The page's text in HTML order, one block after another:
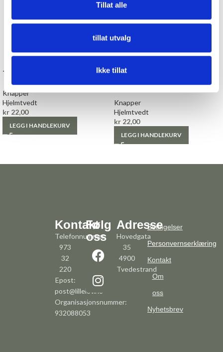
Tillat alle
tillat utvalg
Ikke tillat
Tinnknapp, 18 mm «VIKING»
Knapper
Hjelmtvedt
kr 22,00
LEGG I HANDLEKURV
Tinnknapp, 15 mm
«ROSENDAL»
Knapper
Hjelmtvedt
kr 22,00
LEGG I HANDLEKURV
Kontakt
Telefonnummer:
973
32
220
Epost:
post@lillelov.no
Organisasjonsnummer:
932088053
Følg
oss
Adresse
Hovedgata
35
4900
Tvedestrand
Betingelser
Personvernserklæring
Kontakt
Om
oss
Nyhetsbrev